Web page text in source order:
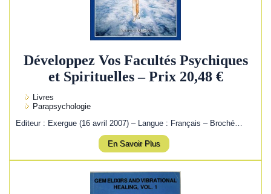
Développez Vos Facultés Psychiques
et Spirituelles – Prix 20,48 €
Livres
Parapsychologie
Editeur : Exergue (16 avril 2007) – Langue : Français – Broché…
En Savoir Plus